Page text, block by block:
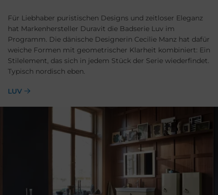
Für Liebhaber puristischen Designs und zeitloser Eleganz
hat Markenhersteller Duravit die Badserie Luv im
Programm. Die dänische Designerin Cecilie Manz hat dafür
weiche Formen mit geometrischer Klarheit kombiniert: Ein
Stilelement, das sich in jedem Stück der Serie wiederfindet.
Typisch nordisch eben.
LUV